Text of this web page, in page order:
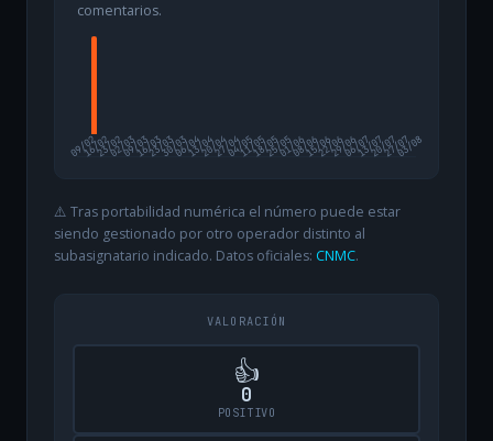
comentarios.
09/02
16/0223/0202/0309/0316/0323/0330/0306/0413/0420/0427/0404/0511/0518/0525/0501/0608/0615/0622/0629/0606/0713/0720/0727/07
03/08
⚠️ Tras portabilidad numérica el número puede estar
siendo gestionado por otro operador distinto al
subasignatario indicado. Datos oficiales: CNMC.
VALORACIÓN
👍
0
POSITIVO